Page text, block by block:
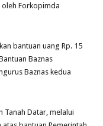
oleh Forkopimda
bantuan uang Rp. 15
Baznas
Baznas kedua
Tanah Datar, melalui